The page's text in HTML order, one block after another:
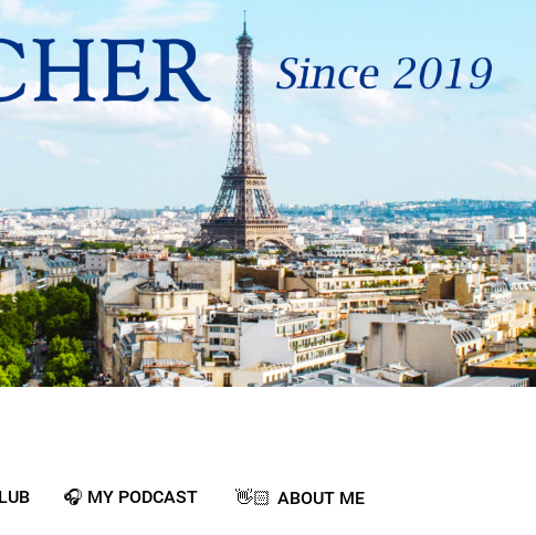
🎧 MY PODCAST ​ 👋🏻 ABOUT ME